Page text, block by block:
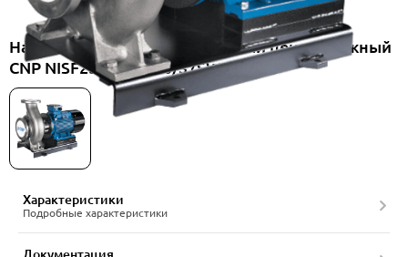
Насос консольно-моноблочный центробежный
CNP NISF250-200-250/37SWF
Характеристики
Подробные характеристики